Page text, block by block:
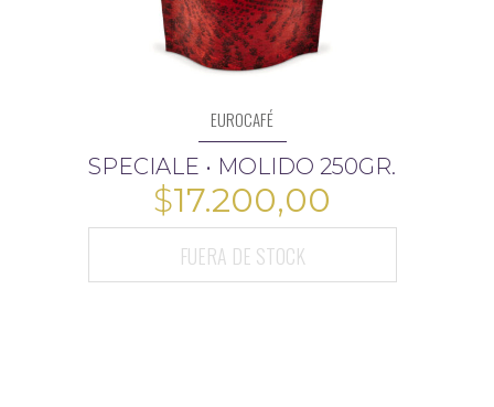
EUROCAFÉ
SPECIALE • MOLIDO 250GR.
$17.200,00
FUERA DE STOCK